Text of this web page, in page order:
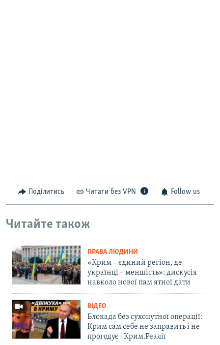
Поділитись Читати без VPN Follow us
Читайте також
ПРАВА ЛЮДИНИ
«Крим – єдиний регіон, де
українці – меншість»: дискусія
навколо нової пам'ятної дати
ВІДЕО
Блокада без сухопутної операції:
Крим сам себе не заправить і не
прогодує | Крим.Реалії